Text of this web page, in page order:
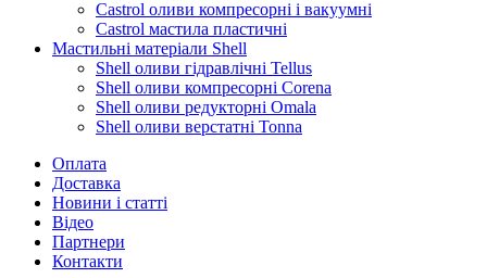
Castrol оливи компресорні і вакуумні
Castrol мастила пластичні
Мастильні матеріали Shell
Shell оливи гідравлічні Tellus
Shell оливи компресорні Corena
Shell оливи редукторні Omala
Shell оливи верстатні Tonna
Оплата
Доставка
Новини і статті
Відео
Партнери
Контакти